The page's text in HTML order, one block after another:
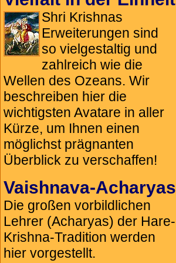
Shri Krishnas
Erweiterungen sind
so vielgestaltig und
zahlreich wie die
Wellen des Ozeans. Wir
beschreiben hier die
wichtigsten Avatare in aller
Kürze, um Ihnen einen
möglichst prägnanten
Überblick zu verschaffen!
Vaishnava-Acharyas
Die großen vorbildlichen
Lehrer (Acharyas) der Hare-
Krishna-Tradition werden
hier vorgestellt.